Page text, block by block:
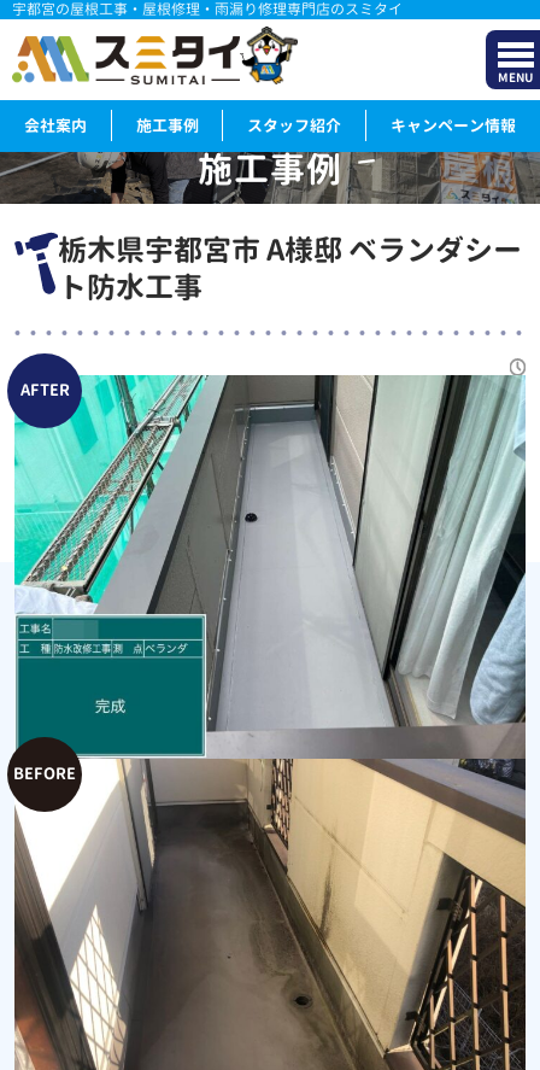
宇都宮の屋根工事・屋根修理・雨漏り修理専門店のスミタイ
MENU
会社案内 施工事例 スタッフ紹介 キャンペーン情報
施工事例
WORKS
栃木県宇都宮市 A様邸 ベランダシー
ト防水工事